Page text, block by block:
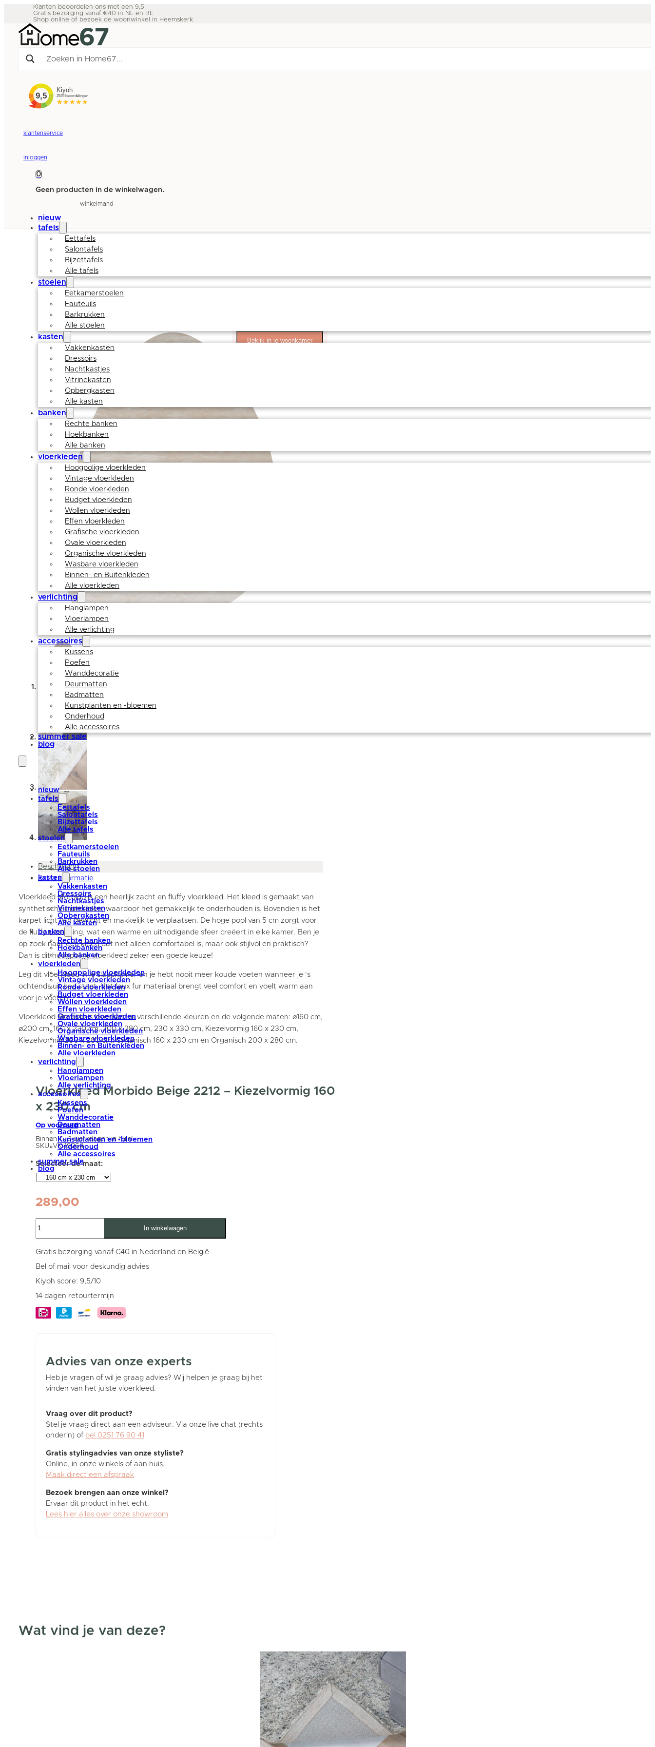
Klanten beoordelen ons met een 9,5
Gratis bezorging vanaf €40 in NL en BE
Shop online of bezoek de woonwinkel in Heemskerk
klantenservice
inloggen
0
Geen producten in de winkelwagen.
winkelmand
nieuw
tafels
Eettafels
Salontafels
Bijzettafels
Alle tafels
stoelen
Eetkamerstoelen
Fauteuils
Barkrukken
Alle stoelen
kasten
Vakkenkasten
Dressoirs
Nachtkastjes
Vitrinekasten
Opbergkasten
Alle kasten
banken
Rechte banken
Hoekbanken
Alle banken
vloerkleden
Hoogpolige vloerkleden
Vintage vloerkleden
Ronde vloerkleden
Budget vloerkleden
Wollen vloerkleden
Effen vloerkleden
Grafische vloerkleden
Ovale vloerkleden
Organische vloerkleden
Wasbare vloerkleden
Binnen- en Buitenkleden
Alle vloerkleden
verlichting
Hanglampen
Vloerlampen
Alle verlichting
accessoires
Kussens
Poefen
Wanddecoratie
Deurmatten
Badmatten
Kunstplanten en -bloemen
Onderhoud
Alle accessoires
summer sale
blog
nieuw
tafels
Eettafels
Salontafels
Bijzettafels
Alle tafels
stoelen
Eetkamerstoelen
Fauteuils
Barkrukken
Alle stoelen
kasten
Vakkenkasten
Dressoirs
Nachtkastjes
Vitrinekasten
Opbergkasten
Alle kasten
banken
Rechte banken
Hoekbanken
Alle banken
vloerkleden
Hoogpolige vloerkleden
Vintage vloerkleden
Ronde vloerkleden
Budget vloerkleden
Wollen vloerkleden
Effen vloerkleden
Grafische vloerkleden
Ovale vloerkleden
Organische vloerkleden
Wasbare vloerkleden
Binnen- en Buitenkleden
Alle vloerkleden
verlichting
Hanglampen
Vloerlampen
Alle verlichting
accessoires
Kussens
Poefen
Wanddecoratie
Deurmatten
Badmatten
Kunstplanten en -bloemen
Onderhoud
Alle accessoires
summer sale
blog
Bekijk in je woonkamer
Beschrijving
Extra informatie
Vloerkleed Morbido is een heerlijk zacht en fluffy vloerkleed. Het kleed is gemaakt van
synthetische materialen, waardoor het gemakkelijk te onderhouden is. Bovendien is het
karpet licht van gewicht en makkelijk te verplaatsen. De hoge pool van 5 cm zorgt voor
de fluffy uitstraling, wat een warme en uitnodigende sfeer creëert in elke kamer. Ben je
op zoek naar een kleed dat niet alleen comfortabel is, maar ook stijlvol en praktisch?
Dan is dit hoogpolige vloerkleed zeker een goede keuze!
Leg dit vloerkleed in je slaapkamer en je hebt nooit meer koude voeten wanneer je ‘s
ochtends uit bed stapt. Het faux fur materiaal brengt veel comfort en voelt warm aan
voor je voeten.
Vloerkleed Morbido is leverbaar in verschillende kleuren en de volgende maten: ø160 cm,
ø200 cm, 160 x 230 cm, 200 x 280 cm, 230 x 330 cm, Kiezelvormig 160 x 230 cm,
Kiezelvormig 200 x 280 cm, Organisch 160 x 230 cm en Organisch 200 x 280 cm.
Vloerkleed Morbido Beige 2212 – Kiezelvormig 160
x 230 cm
Op voorraad
Binnen 1 - 3 werkdagen in huis!
SKU:VK-19264
289,00
Vloerkleed
Morbido
-
Kiezelvormig
160
230
cm
aantal
In winkelwagen
Gratis bezorging vanaf €40 in Nederland en België
Bel of mail voor deskundig advies
Kiyoh score: 9,5/10
14 dagen retourtermijn
Advies van onze experts
Heb je vragen of wil je graag advies? Wij helpen je graag bij het
vinden van het juiste vloerkleed.
Vraag over dit product?
Stel je vraag direct aan een adviseur. Via onze live chat (rechts
onderin) of bel 0251 76 90 41
Gratis stylingadvies van onze styliste?
Online, in onze winkels of aan huis.
Maak direct een afspraak
Bezoek brengen aan onze winkel?
Ervaar dit product in het echt.
Lees hier alles over onze showroom
Wat vind je van deze?